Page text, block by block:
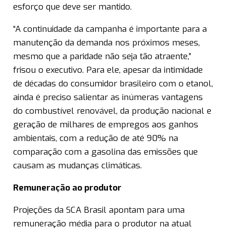
esforço que deve ser mantido.
“A continuidade da campanha é importante para a
manutenção da demanda nos próximos meses,
mesmo que a paridade não seja tão atraente,”
frisou o executivo. Para ele, apesar da intimidade
de décadas do consumidor brasileiro com o etanol,
ainda é preciso salientar as inúmeras vantagens
do combustível renovável, da produção nacional e
geração de milhares de empregos aos ganhos
ambientais, com a redução de até 90% na
comparação com a gasolina das emissões que
causam as mudanças climáticas.
Remuneração ao produtor
Projeções da SCA Brasil apontam para uma
remuneração média para o produtor na atual